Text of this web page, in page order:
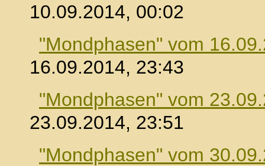
10.09.2014, 00:02
"Mondphasen" vom
16.09.2014, 23:43
"Mondphasen" vom
23.09.2014, 23:51
"Mondphasen" vom